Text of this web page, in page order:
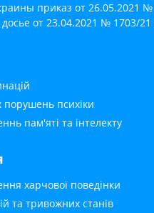
приказ от 26.05.2021 №
от 23.04.2021 № 1703/
порушень психіки
пам'яті та інтелекту
харчової поведінки
та тривожних станів